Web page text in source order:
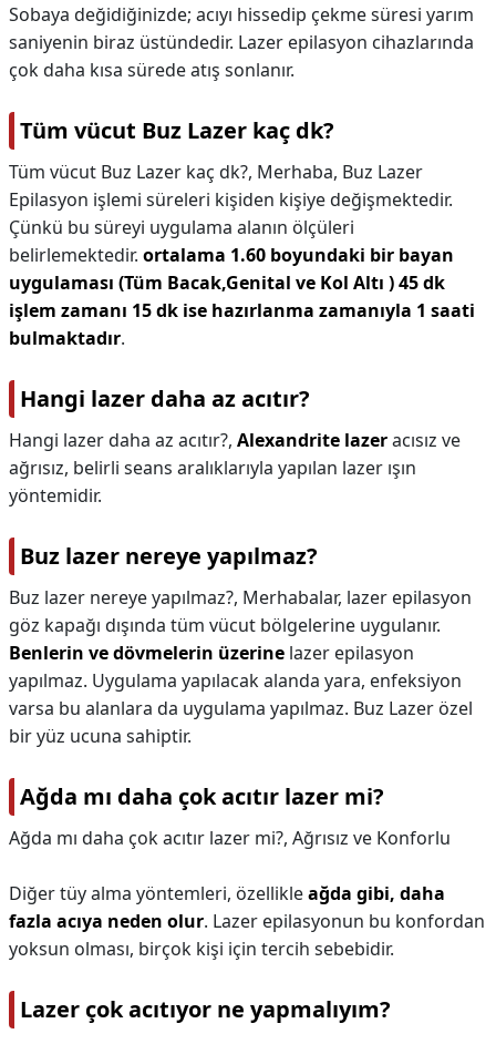
Sobaya değidiğinizde; acıyı hissedip çekme süresi yarım
saniyenin biraz üstündedir. Lazer epilasyon cihazlarında
çok daha kısa sürede atış sonlanır.
Tüm vücut Buz Lazer kaç dk?
Tüm vücut Buz Lazer kaç dk?, Merhaba, Buz Lazer
Epilasyon işlemi süreleri kişiden kişiye değişmektedir.
Çünkü bu süreyi uygulama alanın ölçüleri
belirlemektedir. ortalama 1.60 boyundaki bir bayan
uygulaması (Tüm Bacak,Genital ve Kol Altı ) 45 dk
işlem zamanı 15 dk ise hazırlanma zamanıyla 1 saati
bulmaktadır.
Hangi lazer daha az acıtır?
Hangi lazer daha az acıtır?, Alexandrite lazeracısız ve
ağrısız, belirli seans aralıklarıyla yapılan lazer ışın
yöntemidir.
Buz lazer nereye yapılmaz?
Buz lazer nereye yapılmaz?, Merhabalar, lazer epilasyon
göz kapağı dışında tüm vücut bölgelerine uygulanır.
Benlerin ve dövmelerin üzerine lazer epilasyon
yapılmaz. Uygulama yapılacak alanda yara, enfeksiyon
varsa bu alanlara da uygulama yapılmaz. Buz Lazer özel
bir yüz ucuna sahiptir.
Ağda mı daha çok acıtır lazer mi?
Ağda mı daha çok acıtır lazer mi?, Ağrısız ve Konforlu
Diğer tüy alma yöntemleri, özellikleağda gibi, daha
fazla acıya neden olur. Lazer epilasyonun bu konfordan
yoksun olması, birçok kişi için tercih sebebidir.
Lazer çok acıtıyor ne yapmalıyım?